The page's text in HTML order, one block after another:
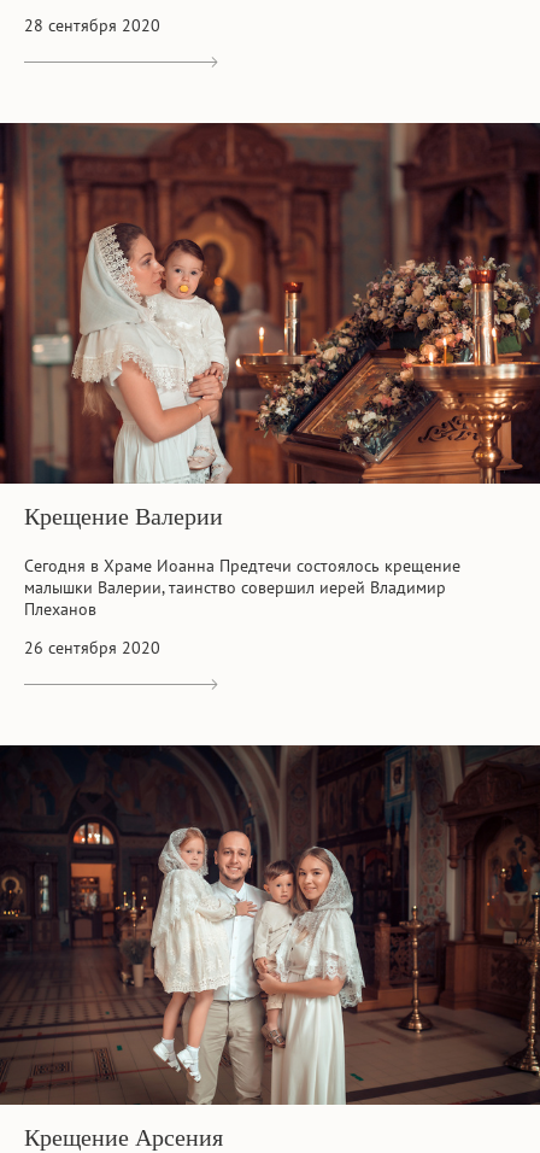
28 сентября 2020
Крещение Валерии
Сегодня в Храме Иоанна Предтечи состоялось крещение
малышки Валерии, таинство совершил иерей Владимир
Плеханов
26 сентября 2020
Крещение Арсения